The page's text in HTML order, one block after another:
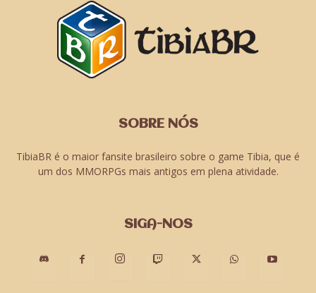
SOBRE NÓS
TibiaBR é o maior fansite brasileiro sobre o game Tibia, que é
um dos MMORPGs mais antigos em plena atividade.
SIGA-NOS